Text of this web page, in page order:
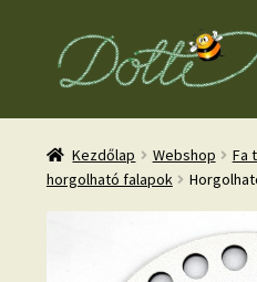
Ugrás
Kilépés
Kezdőlap Webshop Fa
horgolható falapok